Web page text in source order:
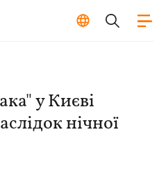
у Києві
нічної